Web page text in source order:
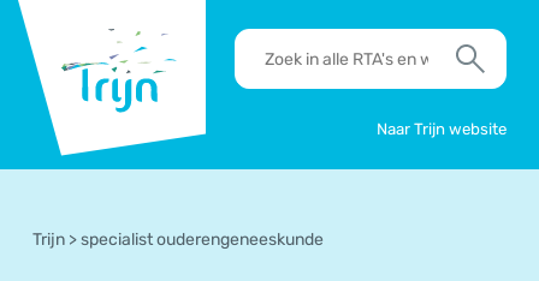
Trijn
RTA's
en
Zoek
Naar Trijn website
Trijn >specialist ouderengeneeskunde